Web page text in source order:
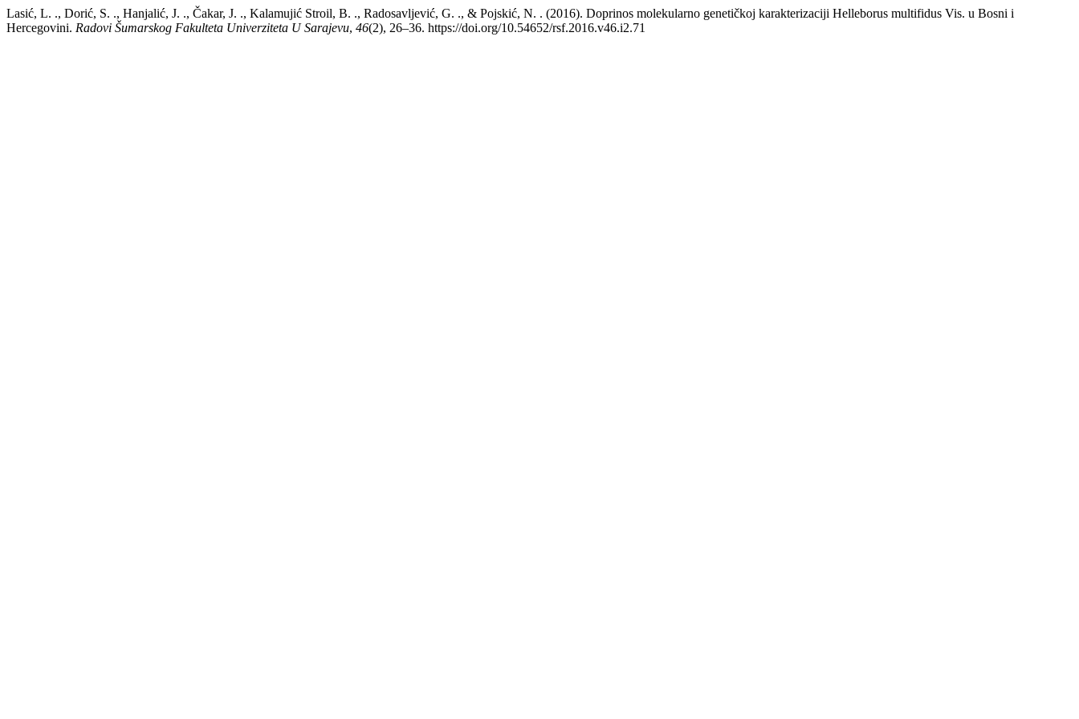
Lasić, L. ., Dorić, S. ., Hanjalić, J. ., Čakar, J. ., Kalamujić Stroil, B. ., Radosavljević, G. ., & Pojskić, N. . (2016). Doprinos molekularno genetičkoj karakterizaciji Helleborus multifidus Vis. u Bosni i
Hercegovini. Radovi Šumarskog Fakulteta Univerziteta U Sarajevu, 46(2), 26–36. https://doi.org/10.54652/rsf.2016.v46.i2.71